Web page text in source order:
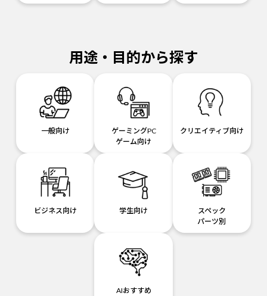
用途・目的から探す
一般向け
ゲーミングPC
ゲーム向け
クリエイティブ向け
ビジネス向け 学生向け
スペック
パーツ別
AIおすすめ